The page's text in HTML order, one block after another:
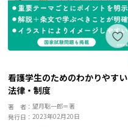
看護学生のためのわかりやすい
法律・制度
著 者：望月聡一郎＝著
発行日：2023年02月20日